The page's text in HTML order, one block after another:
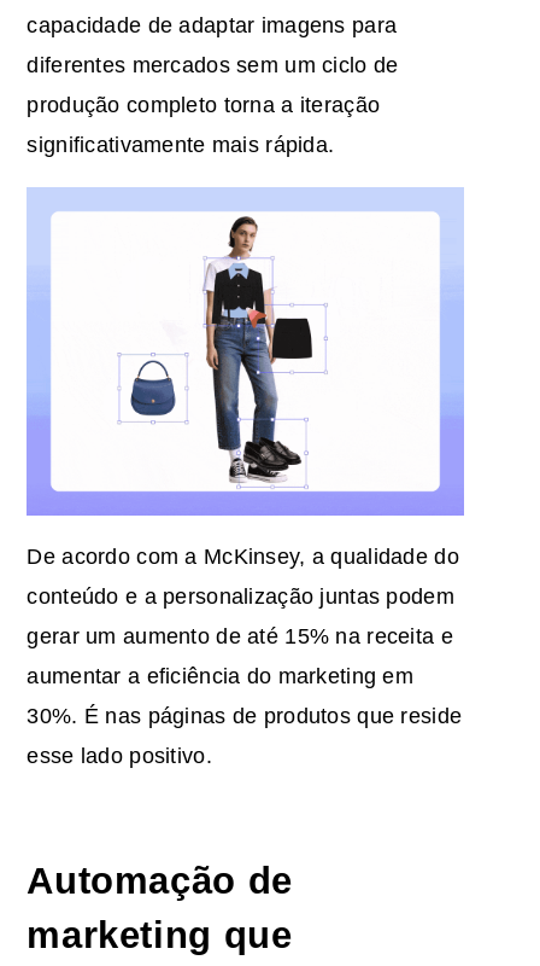
capacidade de adaptar imagens para
diferentes mercados sem um ciclo de
produção completo torna a iteração
significativamente mais rápida.
De acordo com a McKinsey, a qualidade do
conteúdo e a personalização juntas podem
gerar um aumento de até 15% na receita e
aumentar a eficiência do marketing em
30%. É nas páginas de produtos que reside
esse lado positivo.
Automação de
marketing que